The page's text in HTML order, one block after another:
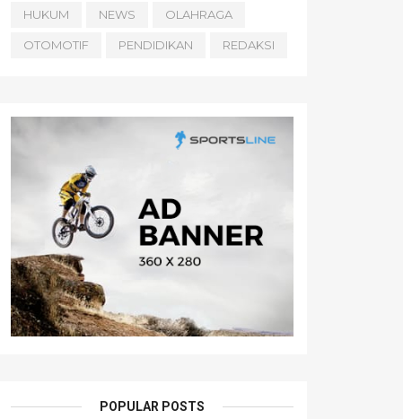
HUKUM NEWS OLAHRAGA
OTOMOTIF PENDIDIKAN REDAKSI
POPULAR POSTS